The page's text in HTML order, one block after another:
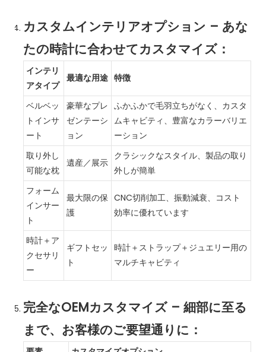
カスタムインテリアオプション – あな
たの時計に合わせてカスタマイズ：
インテリ
アタイプ
最適な用途 特徴
ベルベッ
トインサ
ート
豪華なプレ
ゼンテーシ
ョン
ふかふかで毛羽立ちがなく、カスタ
ムキャビティ、豊富なカラーバリエ
ーション
取り外し
可能な枕
遺産／展示
クラシックなスタイル、製品の取り
外しが簡単
フォーム
インサー
ト
最大限の保
護
CNC切削加工、振動減衰、コスト
効率に優れています
時計＋ア
クセサリ
ー
ギフトセッ
ト
時計＋ストラップ＋ジュエリー用の
マルチキャビティ
完全なOEMカスタマイズ – 細部に至る
まで、お客様のご要望通りに：